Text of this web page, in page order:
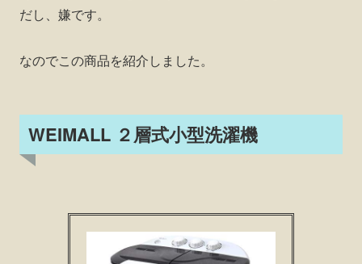
だし、嫌です。
なのでこの商品を紹介しました。
WEIMALL ２層式小型洗濯機